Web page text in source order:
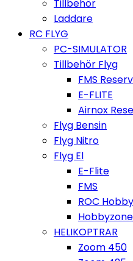
Tillbehör
Laddare
RC FLYG
PC-SIMULATOR
Tillbehör Flyg
FMS
E-FLITE
Airnox
Flyg Bensin
Flyg Nitro
Flyg El
E-Flite
FMS
ROC Hobby
Hobbyzone
HELIKOPTRAR
Zoom 450